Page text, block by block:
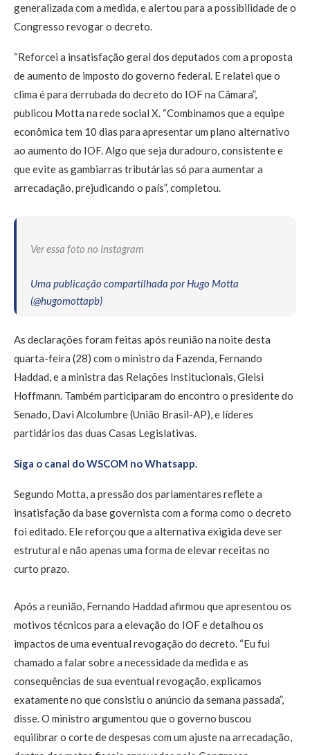
generalizada com a medida, e alertou para a possibilidade de o
Congresso revogar o decreto.
“Reforcei a insatisfação geral dos deputados com a proposta
de aumento de imposto do governo federal. E relatei que o
clima é para derrubada do decreto do IOF na Câmara”,
publicou Motta na rede social X. “Combinamos que a equipe
econômica tem 10 dias para apresentar um plano alternativo
ao aumento do IOF. Algo que seja duradouro, consistente e
que evite as gambiarras tributárias só para aumentar a
arrecadação, prejudicando o país”, completou.
Ver essa foto no Instagram
Uma publicação compartilhada por Hugo Motta
(@hugomottapb)
As declarações foram feitas após reunião na noite desta
quarta-feira (28) com o ministro da Fazenda, Fernando
Haddad, e a ministra das Relações Institucionais, Gleisi
Hoffmann. Também participaram do encontro o presidente do
Senado, Davi Alcolumbre (União Brasil-AP), e líderes
partidários das duas Casas Legislativas.
Siga o canal do WSCOM no Whatsapp.
Segundo Motta, a pressão dos parlamentares reflete a
insatisfação da base governista com a forma como o decreto
foi editado. Ele reforçou que a alternativa exigida deve ser
estrutural e não apenas uma forma de elevar receitas no
curto prazo.
Após a reunião, Fernando Haddad afirmou que apresentou os
motivos técnicos para a elevação do IOF e detalhou os
impactos de uma eventual revogação do decreto. “Eu fui
chamado a falar sobre a necessidade da medida e as
consequências de sua eventual revogação, explicamos
exatamente no que consistiu o anúncio da semana passada”,
disse. O ministro argumentou que o governo buscou
equilibrar o corte de despesas com um ajuste na arrecadação,